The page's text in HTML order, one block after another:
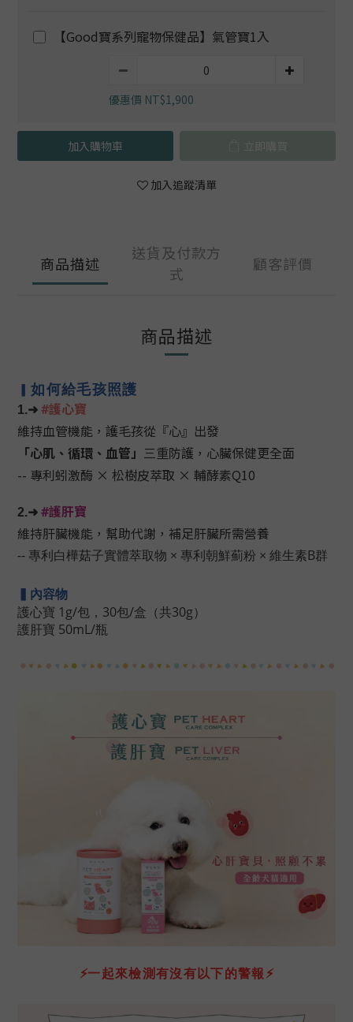
【Good寶系列寵物保健品】氣管寶1入
優惠價 NT$1,900
加入購物車
加入追蹤清單
商品描述
送貨及付款方
式
顧客評價
商品描述
▎如何給毛孩照護
1.➜ #護心寶
維持血管機能，護毛孩從『心』出發
「心肌 、 循環、 血管」 三重防護 ，心臟保健更全面
-- 專利蚓激酶 × 松樹皮萃取 × 輔酵素Q10
2.➜ #護肝寶
維持肝臟機能，幫助代謝，補足肝臟所需營養
-- 專利白樺菇子實體萃取物 × 專利朝鮮薊粉 × 維生素B群
▍內容物
護心寶 1g/包，30包/盒（共30g）
護肝寶 50mL/瓶
⚡一起來檢測有沒有以下的警報 ⚡